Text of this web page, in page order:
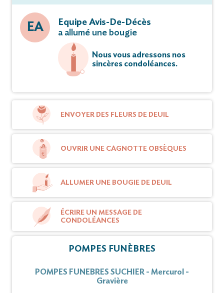
EA
Equipe Avis-De-Décès
a allumé une bougie
Nous vous adressons nos
sincères condoléances.
ENVOYER DES FLEURS DE DEUIL
OUVRIR UNE CAGNOTTE OBSÈQUES
ALLUMER UNE BOUGIE DE DEUIL
ÉCRIRE UN MESSAGE DE
CONDOLÉANCES
POMPES FUNÈBRES
POMPES FUNEBRES SUCHIER - Mercurol -
Gravière